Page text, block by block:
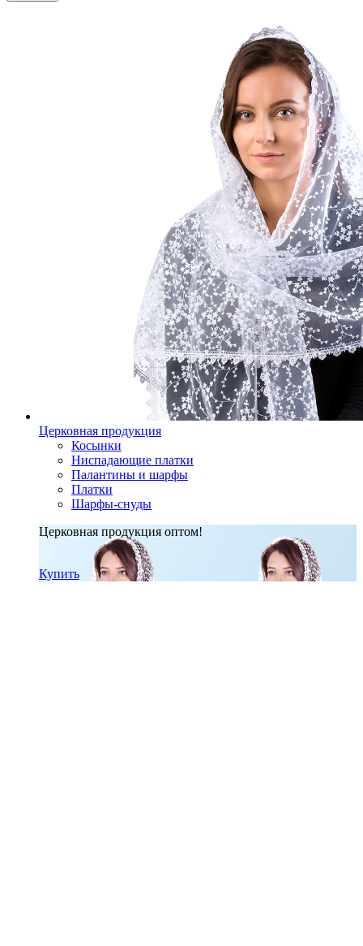
Церковная продукция
Косынки
Ниспадающие платки
Палантины и шарфы
Платки
Шарфы-снуды
Церковная продукция оптом!
Купить